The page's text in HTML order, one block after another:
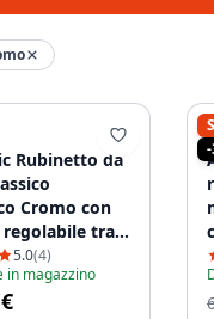
Rubinetto da
Cromo con
regolabile tra
2 fori 18-25
5.0(4)
in magazzino